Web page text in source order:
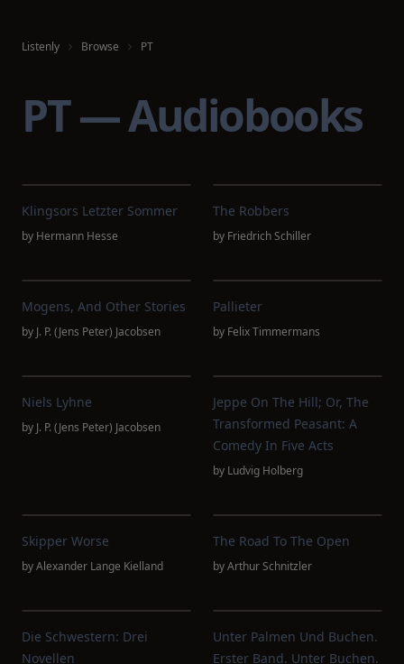
Listenly Browse PT
PT — Audiobooks
Klingsors Letzter Sommer
by Hermann Hesse
The Robbers
by Friedrich Schiller
Mogens, And Other Stories
by J. P. (Jens Peter) Jacobsen
Pallieter
by Felix Timmermans
Niels Lyhne
by J. P. (Jens Peter) Jacobsen
Jeppe On The Hill; Or, The
Transformed Peasant: A
Comedy In Five Acts
by Ludvig Holberg
Skipper Worse
byAlexander Lange Kielland
The Road To The Open
byArthur Schnitzler
Die Schwestern: Drei
Novellen
Unter Palmen Und Buchen.
Erster Band. Unter Buchen.